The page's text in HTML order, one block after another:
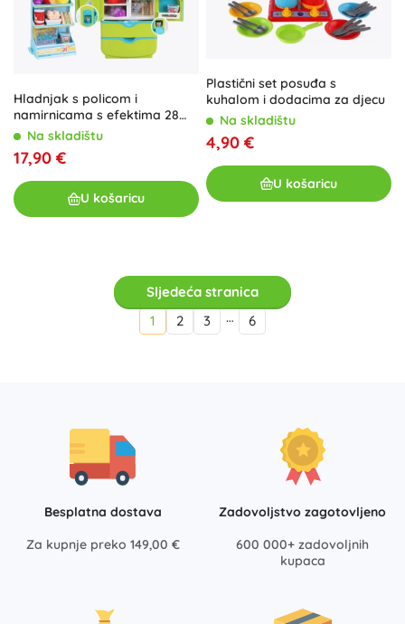
Hladnjak s policom i
namirnicama s efektima 28
cmNa skladištu
17,90 €
U košaricu
Plastični set posuđa s
kuhalom i dodacima za djecu
Na skladištu
4,90 €
U košaricu
Sljedeća stranica
1
2 3 … 6
Besplatna dostava
Za kupnje preko 149,00 €
Zadovoljstvo zagotovljeno
600 000+ zadovoljnih
kupaca